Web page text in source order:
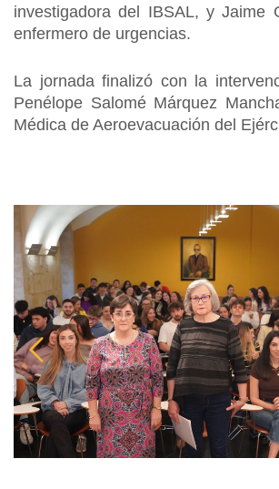
investigadora del IBSAL, y Jaime
enfermero de urgencias.
La jornada finalizó con la
Penélope Salomé Márquez
Médica de Aeroevacuación del